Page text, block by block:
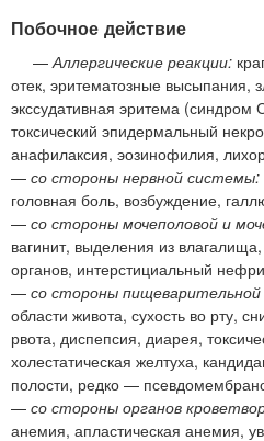
Побочное действие
— Аллергические реакции:
отек, эритематозные высыпания,
экссудативная эритема (синдром
токсический эпидермальный
анафилаксия, эозинофилия,
— со стороны нервной системы:
головная боль, возбуждение,
— со стороны мочеполовой и
вагинит, выделения из
органов, интерстициальный
— со стороны
области живота, сухость во рту,
рвота, диспепсия, диарея,
холестатическая желтуха,
полости, редко —
— со стороны органов
анемия, апластическая анемия,